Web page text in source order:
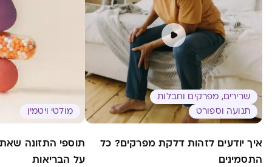
שרירים, מפרקים וחבלות
תנועה וספורט
איך יודעים לזהות דלקת מפרקים? כל
התסמינים
מולטי ויטמין
תוספי התזונה
על הבריאות